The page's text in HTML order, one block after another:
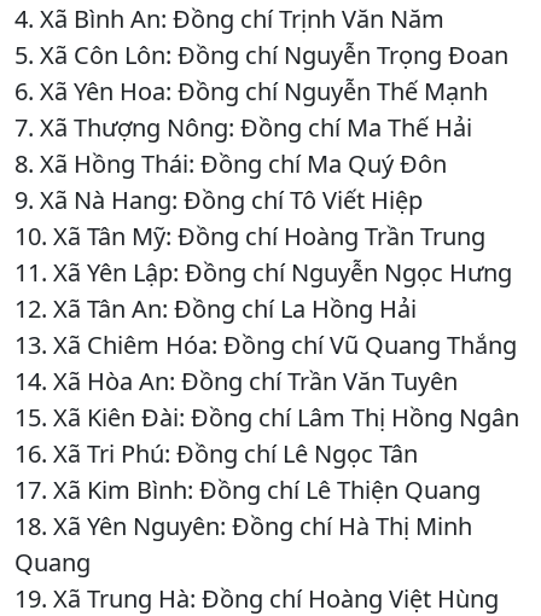
4. Xã Bình An: Đồng chí Trịnh Văn Năm
5. Xã Côn Lôn: Đồng chí Nguyễn Trọng Đoan
6. Xã Yên Hoa: Đồng chí Nguyễn Thế Mạnh
7. Xã Thượng Nông: Đồng chí Ma Thế Hải
8. Xã Hồng Thái: Đồng chí Ma Quý Đôn
9. Xã Nà Hang: Đồng chí Tô Viết Hiệp
10. Xã Tân Mỹ: Đồng chí Hoàng Trần Trung
11. Xã Yên Lập: Đồng chí Nguyễn Ngọc Hưng
12. Xã Tân An: Đồng chí La Hồng Hải
13. Xã Chiêm Hóa: Đồng chí Vũ Quang Thắng
14. Xã Hòa An: Đồng chí Trần Văn Tuyên
15. Xã Kiên Đài: Đồng chí Lâm Thị Hồng Ngân
16. Xã Tri Phú: Đồng chí Lê Ngọc Tân
17. Xã Kim Bình: Đồng chí Lê Thiện Quang
18. Xã Yên Nguyên: Đồng chí Hà Thị Minh
Quang
19. Xã Trung Hà: Đồng chí Hoàng Việt Hùng